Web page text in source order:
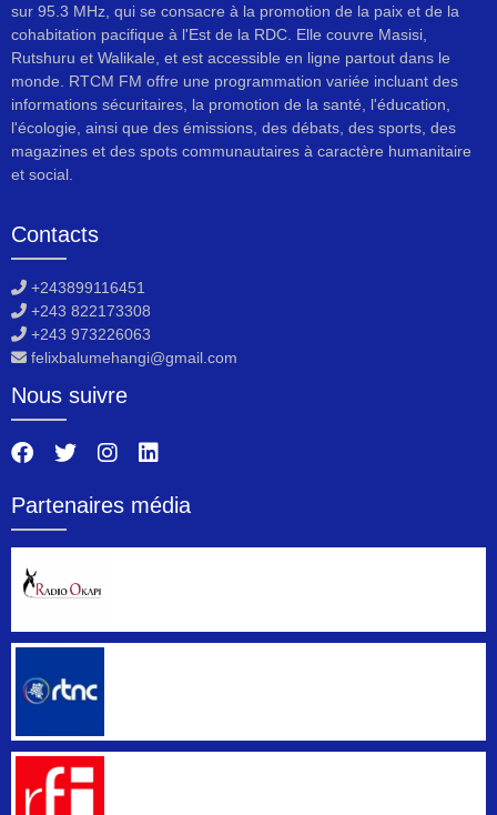
sur 95.3 MHz, qui se consacre à la promotion de la paix et de la
cohabitation pacifique à l'Est de la RDC. Elle couvre Masisi,
Rutshuru et Walikale, et est accessible en ligne partout dans le
monde. RTCM FM offre une programmation variée incluant des
informations sécuritaires, la promotion de la santé, l'éducation,
l'écologie, ainsi que des émissions, des débats, des sports, des
magazines et des spots communautaires à caractère humanitaire
et social.
Contacts
+243899116451
+243 822173308
+243 973226063
felixbalumehangi@gmail.com
Nous suivre
Partenaires média